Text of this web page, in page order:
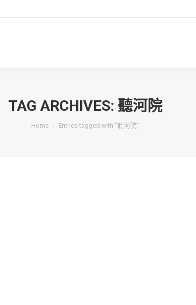
TAG ARCHIVES: 聽河院
You are here:
Home Entries tagged with "聽河院"